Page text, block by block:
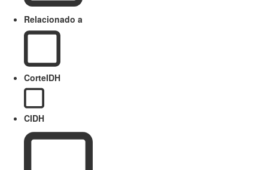
Relacionado a
CorteIDH
CIDH